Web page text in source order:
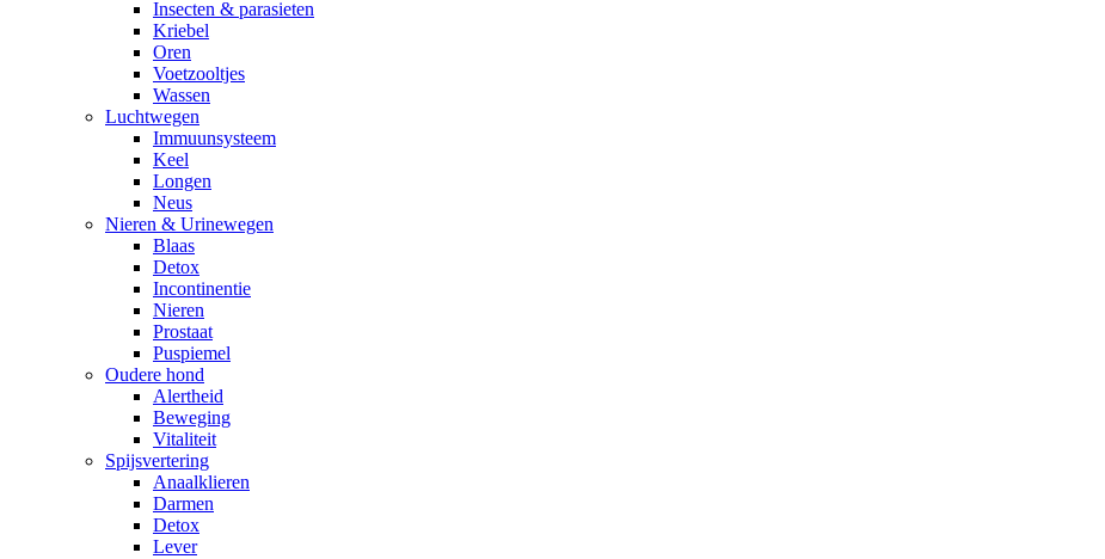
Insecten & parasieten
Kriebel
Oren
Voetzooltjes
Wassen
Luchtwegen
Immuunsysteem
Keel
Longen
Neus
Nieren & Urinewegen
Blaas
Detox
Incontinentie
Nieren
Prostaat
Puspiemel
Oudere hond
Alertheid
Beweging
Vitaliteit
Spijsvertering
Anaalklieren
Darmen
Detox
Lever